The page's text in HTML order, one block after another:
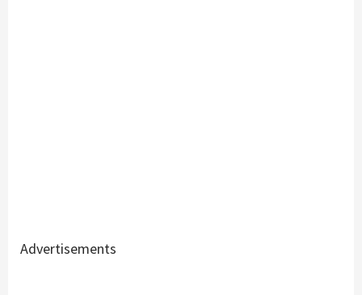
Advertisements